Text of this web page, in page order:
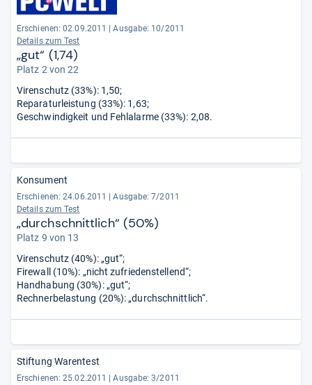
Erschienen: 02.09.2011
Ausgabe: 10/2011
Details zum Test
„gut“ (1,74)
Platz 2 von 22
Virenschutz (33%): 1,50;
Reparaturleistung (33%): 1,63;
Geschwindigkeit und Fehlalarme (33%): 2,08.
Konsument
Erschienen: 24.06.2011
Ausgabe: 7/2011
Details zum Test
„durchschnittlich“ (50%)
Platz 9 von 13
Virenschutz (40%): „gut“;
Firewall (10%): „nicht zufriedenstellend“;
Handhabung (30%): „gut“;
Rechnerbelastung (20%): „durchschnittlich“.
Stiftung Warentest
Erschienen: 25.02.2011
Ausgabe: 3/2011